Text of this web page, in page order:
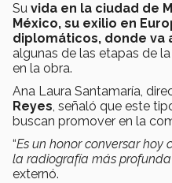
Su vida en la ciudad de
México, su exilio en
diplomáticos, donde va
algunas de las etapas de
en la obra.
Ana Laura Santamaría,
Reyes, señaló que este
buscan promover en la
“Es un honor conversar hoy
la radiografía más
externó.